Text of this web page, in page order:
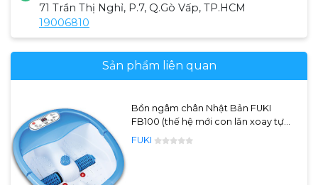
71 Trần Thị Nghỉ, P.7, Q.Gò Vấp, TP.HCM
19006810
Sản phẩm liên quan
Bồn ngâm chân Nhật Bản FUKI
FB100 (thế hệ mới con lăn xoay tự
động)
FUKI